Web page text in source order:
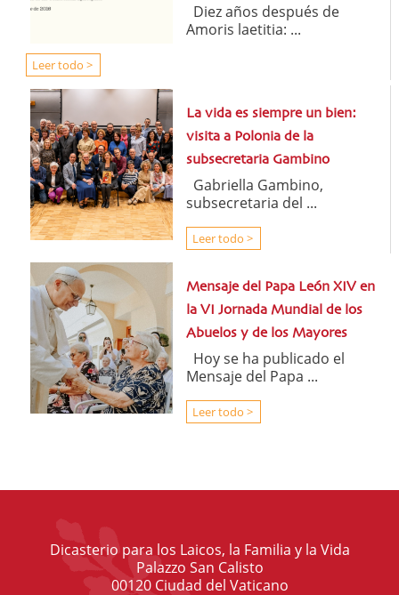
Diez años después de
Amoris laetitia: ...
Leer todo >
La vida es siempre un bien:
visita a Polonia de la
subsecretaria Gambino
Gabriella Gambino,
subsecretaria del ...
Leer todo >
Mensaje del Papa León XIV en
la VI Jornada Mundial de los
Abuelos y de los Mayores
Hoy se ha publicado el
Mensaje del Papa ...
Leer todo >
Dicasterio para los Laicos, la Familia y la Vida
Palazzo San Calisto
00120 Ciudad del Vaticano